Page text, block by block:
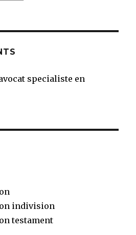
avocat specialiste en
indivision
testament